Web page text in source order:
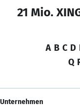
21 Mio.
A B C D
Q
Unternehmen